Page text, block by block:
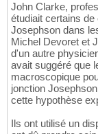
John Clarke,
étudiait certains
Josephson dans
Michel Devoret et
d'un autre
avait suggéré que
macroscopique
jonction
cette hypothèse
Ils ont utilisé un